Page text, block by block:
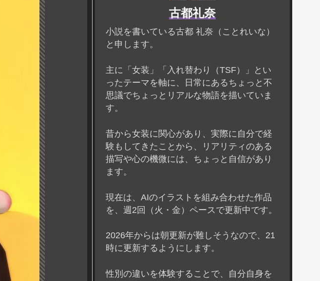
古都礼奈
小説を書いている古都 礼奈（ことれいな）
と申します。
主に「女装」「入れ替わり（TSF）」とい
ったテーマを軸に、日常にあるちょっと不
思議でちょっとリアルな物語を描いていま
す。
昔から女装に関心があり、実際に自分で経
験もしてきたことから、リアリティのある
描写や心の機微には、ちょっと自信があり
ます。
現在は、AIのイラストを組み合わせた作品
を、週2回（火・金）ペースで更新中です。
2026年からは朝更新が難しそうなので、21
時に更新するようにします。
性別の違いを体験することで、自分自身を